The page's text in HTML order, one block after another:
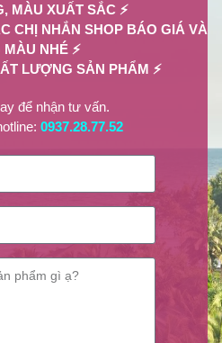
MÀU XUẤT SẮC ⚡
CHỊ NHẮN SHOP BÁO GIÁ VÀ
NHÉ ⚡
LƯỢNG SẢN PHẨM ⚡
để nhận tư vấn.
0937.28.77.52